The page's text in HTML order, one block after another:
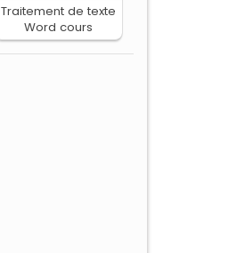
Traitement de texte
Word cours